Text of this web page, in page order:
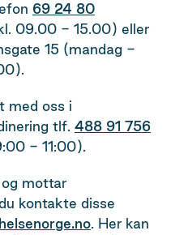
69 24 80
09.00 - 15.00) eller
15 (mandag -
med oss i
tlf. 488 91 756
- 11:00).
mottar
kontakte disse
helsenorge.no. Her kan